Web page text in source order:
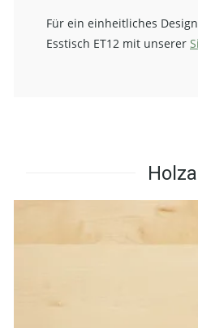
Für ein einheitliches
Esstisch ET12 mit unserer